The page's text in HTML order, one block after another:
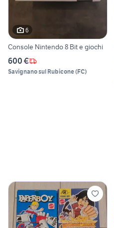
6
Console Nintendo 8 Bit e giochi
600 €
Savignano sul Rubicone(FC)